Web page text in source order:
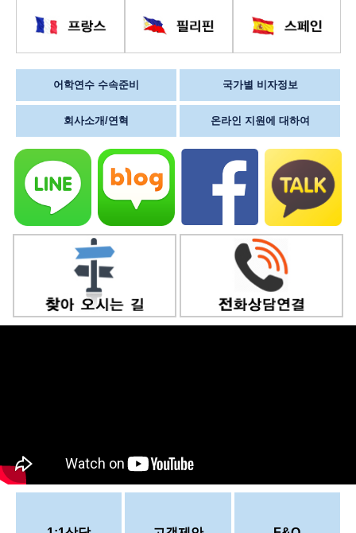
어학연수 수속준비 국가별 비자정보
회사소개/연혁 온라인 지원에 대하여